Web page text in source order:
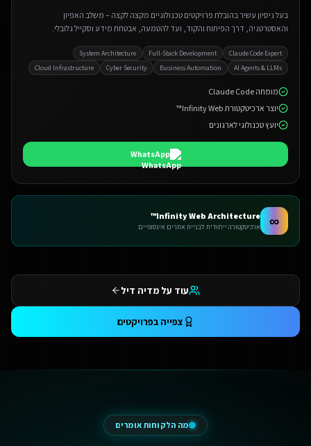
בעל ניסיון עשיר בהובלת פרויקטים טכנולוגיים מקצה לקצה – משלב האפיון
והאסטרטגיה, דרך הפיתוח והקוד, ועד להטמעה, אבטחת מידע וסקייל גלובלי.
Claude Code Expert
Full-Stack Development
System Architecture
AI Agents & LLMs
Business Automation
Cyber Security
Cloud Infrastructure
מומחה Claude Code
יוצר ארכיטקטורת Infinity Web™
יועץ טכנולוגי לארגונים
WhatsApp
∞
Infinity Web Architecture™
ארכיטקטורה ייחודית לבניית אתרים אינסופיים
עוד על מדיה דיל
צפייה בפרויקטים
מה הלקוחות אומרים